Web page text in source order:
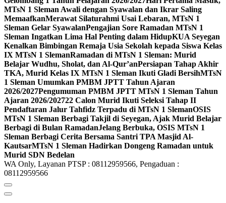
MTsN 1 Sleman Awali dengan Syawalan dan Ikrar Saling
MemaafkanMerawat Silaturahmi Usai Lebaran, MTsN 1
Sleman Gelar SyawalanPengajian Sore Ramadan MTsN 1
Sleman Ingatkan Lima Hal Penting dalam HidupKUA Seyegan
Kenalkan Bimbingan Remaja Usia Sekolah kepada Siswa Kelas
IX MTsN 1 SlemanRamadan di MTsN 1 Sleman: Murid
Belajar Wudhu, Sholat, dan Al-Qur’anPersiapan Tahap Akhir
TKA, Murid Kelas IX MTsN 1 Sleman Ikuti Gladi BersihMTsN
1 Sleman Umumkan PMBM JPTT Tahun Ajaran
2026/2027Pengumuman PMBM JPTT MTsN 1 Sleman Tahun
Ajaran 2026/202722 Calon Murid Ikuti Seleksi Tahap II
Pendaftaran Jalur Tahfidz Terpadu di MTsN 1 SlemanOSIS
MTsN 1 Sleman Berbagi Takjil di Seyegan, Ajak Murid Belajar
Berbagi di Bulan RamadanJelang Berbuka, OSIS MTsN 1
Sleman Berbagi Cerita Bersama Santri TPA Masjid Al-
KautsarMTsN 1 Sleman Hadirkan Dongeng Ramadan untuk
Murid SDN Bedelan
WA Only, Layanan PTSP : 08112959566, Pengaduan :
08112959566